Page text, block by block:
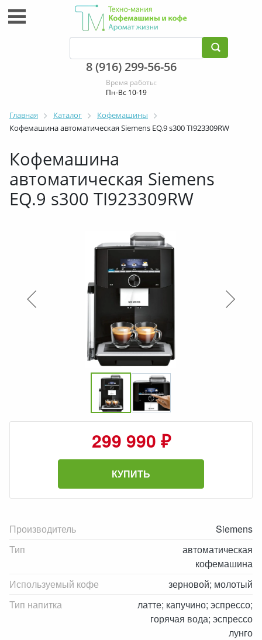
8 (916) 299-56-56
Время работы:
Пн-Вс 10-19
Главная Каталог
Кофемашины
Кофемашина автоматическая Siemens EQ.9 s300 TI923309RW
Кофемашина
автоматическая Siemens
EQ.9 s300 TI923309RW
299 990 ₽
КУПИТЬ
Производитель
Siemens
Тип
автоматическая
кофемашина
Используемый кофе
зерновой; молотый
Тип напитка
латте; капучино; эспрессо;
горячая вода; эспрессо
лунго